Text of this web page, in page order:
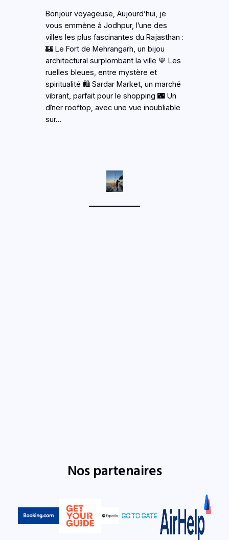
Bonjour voyageuse, Aujourd’hui, je
vous emmène à Jodhpur, l’une des
villes les plus fascinantes du Rajasthan :
🏰 Le Fort de Mehrangarh, un bijou
architectural surplombant la ville 💙 Les
ruelles bleues, entre mystère et
spiritualité 🛍️ Sardar Market, un marché
vibrant, parfait pour le shopping 🌃 Un
dîner rooftop, avec une vue inoubliable
sur…
Nos partenaires